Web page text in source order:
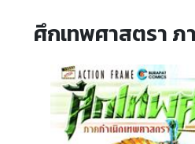
ศึกเทพศาสตรา ภ